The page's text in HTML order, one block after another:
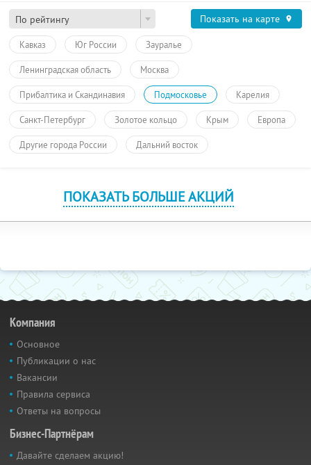
По рейтингу Показать на карте
Кавказ Юг России Зауралье
Ленинградская область Москва
Прибалтика и Скандинавия Подмосковье Карелия
Санкт-Петербург Золотое кольцо Крым Европа
Другие города России Дальний восток
ПОКАЗАТЬ БОЛЬШЕ АКЦИЙ
Компания
Основное
Публикации о нас
Вакансии
Правила сервиса
Ответы на вопросы
Бизнес-Партнёрам
Давайте сделаем акцию!